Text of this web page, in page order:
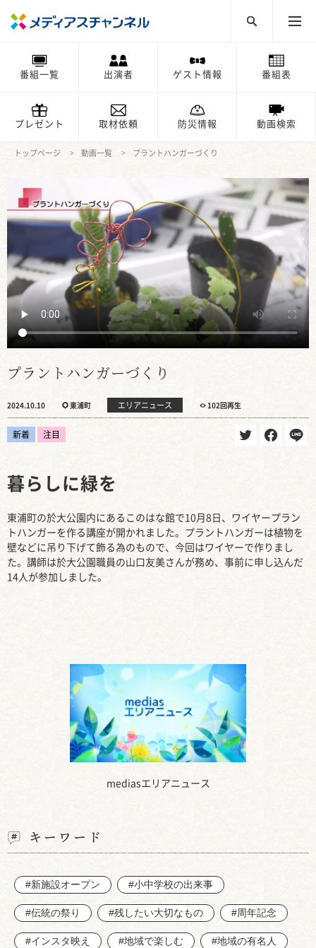
番組一覧 出演者 ゲスト情報 番組表
プレゼント 取材依頼 防災情報 動画検索
トップページ 動画一覧 プラントハンガーづくり
プラントハンガーづくり
2024.10.10 東浦町 エリアニュース 102回再生
新着 注目
mediasエリアニュース
暮らしに緑を
東浦町の於大公園内にあるこのはな館で10月8日、ワイヤープラン
トハンガーを作る講座が開かれました。プラントハンガーは植物を
壁などに吊り下げて飾る為のもので、今回はワイヤーで作りまし
た。講師は於大公園職員の山口友美さんが務め、事前に申し込んだ
14人が参加しました。
キーワード
#新施設オープン #小中学校の出来事
#伝統の祭り #残したい大切なもの #周年記念
#インスタ映え #地域で楽しむ #地域の有名人